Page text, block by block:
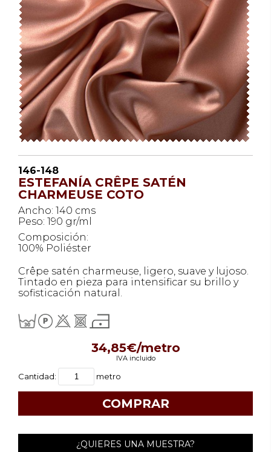
146-148
ESTEFANÍA CRÊPE SATÉN
CHARMEUSE COTO
Ancho: 140 cms
Peso: 190 gr/ml
Composición:
100% Poliéster
Crêpe satén charmeuse, ligero, suave y lujoso.
Tintado en pieza para intensificar su brillo y
sofisticación natural.
34,85€/metro
IVA incluido
Cantidad: metro
¿QUIERES UNA MUESTRA?